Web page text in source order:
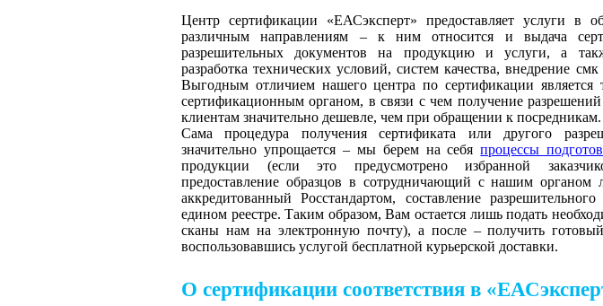
Центр сертификации «ЕАСэксперт» предоставляет услуги в
различным направлениям – к ним относится и выдача
разрешительных документов на продукцию и услуги, а
разработка технических условий, систем качества, внедрение
Выгодным отличием нашего центра по сертификации
сертификационным органом, в связи с чем получение
клиентам значительно дешевле, чем при обращении к посредникам.
Сама процедура получения сертификата или другого
значительно упрощается – мы берем на себяпроцессы
продукции (если это предусмотрено избранной
предоставление образцов в сотрудничающий с нашим органом
аккредитованный Росстандартом, составление
едином реестре. Таким образом, Вам остается лишь подать
сканы нам на электронную почту), а после – получить
воспользовавшись услугой бесплатной курьерской доставки.
О сертификации соответствия в